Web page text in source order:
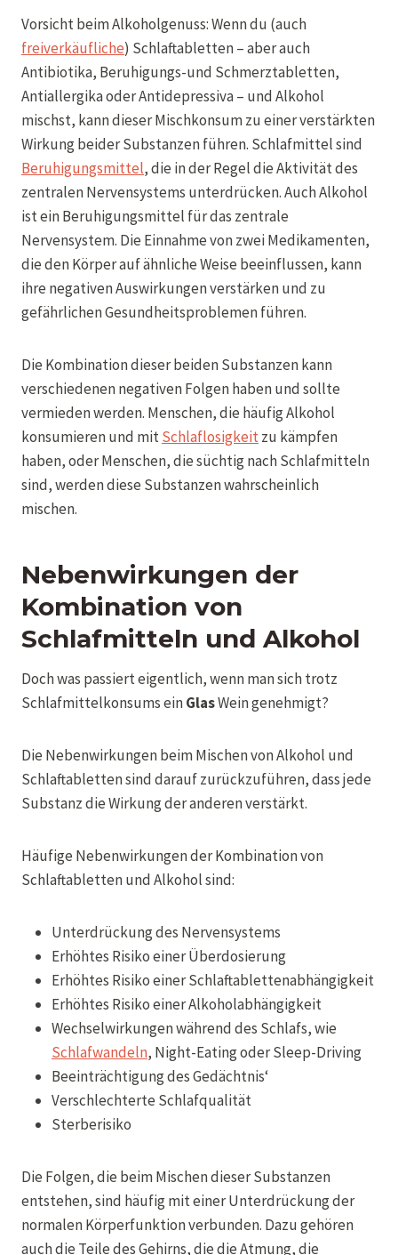
Vorsicht beim Alkoholgenuss: Wenn du (auch
freiverkäufliche) Schlaftabletten – aber auch
Antibiotika, Beruhigungs-und Schmerztabletten,
Antiallergika oder Antidepressiva – und Alkohol
mischst, kann dieser Mischkonsum zu einer verstärkten
Wirkung beider Substanzen führen. Schlafmittel sind
Beruhigungsmittel, die in der Regel die Aktivität des
zentralen Nervensystems unterdrücken. Auch Alkohol
ist ein Beruhigungsmittel für das zentrale
Nervensystem. Die Einnahme von zwei Medikamenten,
die den Körper auf ähnliche Weise beeinflussen, kann
ihre negativen Auswirkungen verstärken und zu
gefährlichen Gesundheitsproblemen führen.
Die Kombination dieser beiden Substanzen kann
verschiedenen negativen Folgen haben und sollte
vermieden werden. Menschen, die häufig Alkohol
konsumieren und mitSchlaflosigkeitzu kämpfen
haben, oder Menschen, die süchtig nach Schlafmitteln
sind, werden diese Substanzen wahrscheinlich
mischen.
Nebenwirkungen der
Kombination von
Schlafmitteln und Alkohol
Doch was passiert eigentlich, wenn man sich trotz
Schlafmittelkonsums einGlasWein genehmigt?
Die Nebenwirkungen beim Mischen von Alkohol und
Schlaftabletten sind darauf zurückzuführen, dass jede
Substanz die Wirkung der anderen verstärkt.
Häufige Nebenwirkungen der Kombination von
Schlaftabletten und Alkohol sind:
Unterdrückung des Nervensystems
Erhöhtes Risiko einer Überdosierung
Erhöhtes Risiko einer Schlaftablettenabhängigkeit
Erhöhtes Risiko einer Alkoholabhängigkeit
Wechselwirkungen während des Schlafs, wie
Schlafwandeln, Night-Eating oder Sleep-Driving
Beeinträchtigung des Gedächtnis‘
Verschlechterte Schlafqualität
Sterberisiko
Die Folgen, die beim Mischen dieser Substanzen
entstehen, sind häufig mit einer Unterdrückung der
normalen Körperfunktion verbunden. Dazu gehören
auch die Teile des Gehirns, die die Atmung, die